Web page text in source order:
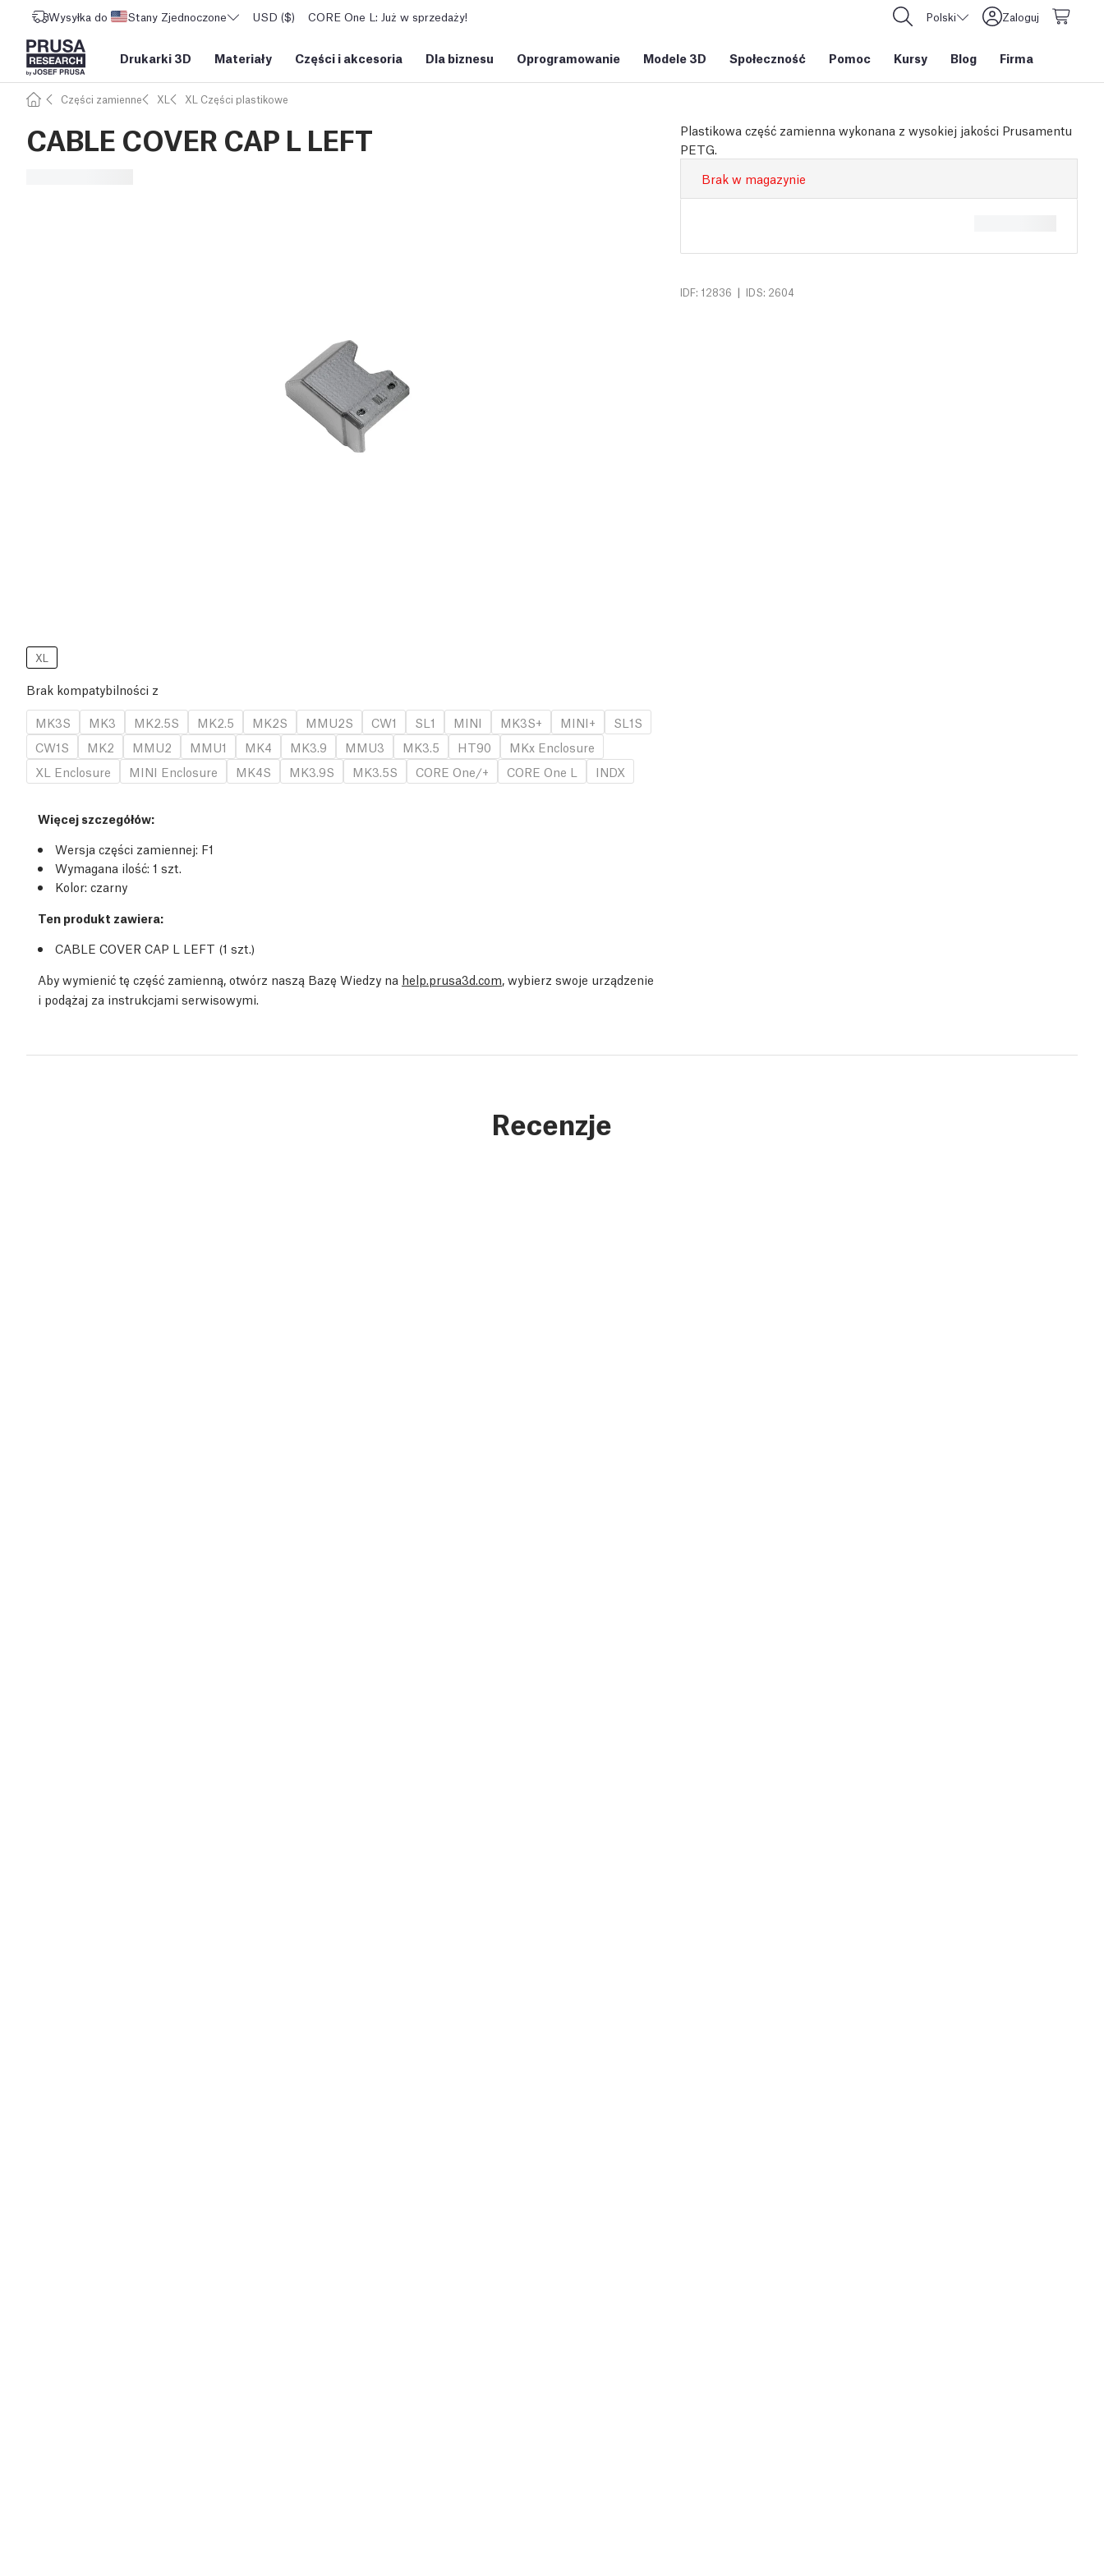
Wysyłka do Stany Zjednoczone USD ($) CORE One L: Już w sprzedaży! Polski Zaloguj
Drukarki 3D Materiały Części i akcesoria Dla biznesu Oprogramowanie Modele 3D Społeczność Pomoc Kursy Blog Firma
Części zamienne XL XL Części plastikowe
CABLE COVER CAP L LEFT
Plastikowa część zamienna wykonana z wysokiej jakości Prusamentu
PETG.
Brak w magazynie
IDF: 12836 | IDS: 2604
XL
Brak kompatybilności z
MK3S
MK3 MK2.5S MK2.5 MK2S MMU2S CW1 SL1 MINI MK3S+ MINI+
SL1S
CW1S
MK2 MMU2 MMU1 MK4 MK3.9 MMU3 MK3.5 HT90
MKx Enclosure
XL Enclosure
MINI Enclosure MK4S MK3.9S MK3.5S CORE One/+ CORE One L INDX
Więcej szczegółów:
Wersja części zamiennej: F1
Wymagana ilość: 1 szt.
Kolor: czarny
Ten produkt zawiera:
CABLE COVER CAP L LEFT (1 szt.)
Aby wymienić tę część zamienną, otwórz naszą Bazę Wiedzy na help.prusa3d.com, wybierz swoje urządzenie
i podążaj za instrukcjami serwisowymi.
Recenzje